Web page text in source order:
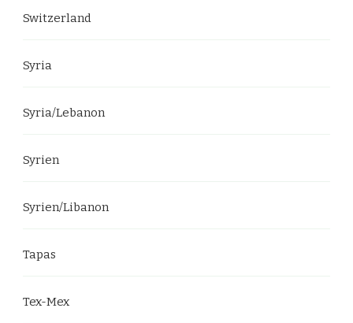
Switzerland
Syria
Syria/Lebanon
Syrien
Syrien/Libanon
Tapas
Tex-Mex